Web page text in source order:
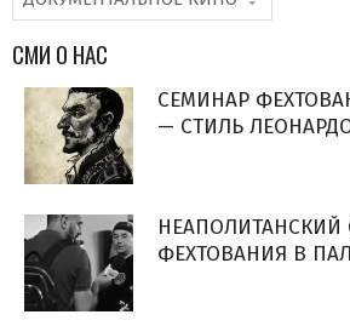
СМИ О НАС
СЕМИНАР
— СТИЛЬ
НЕАПОЛИТАНСКИЙ
ФЕХТОВАНИЯ В